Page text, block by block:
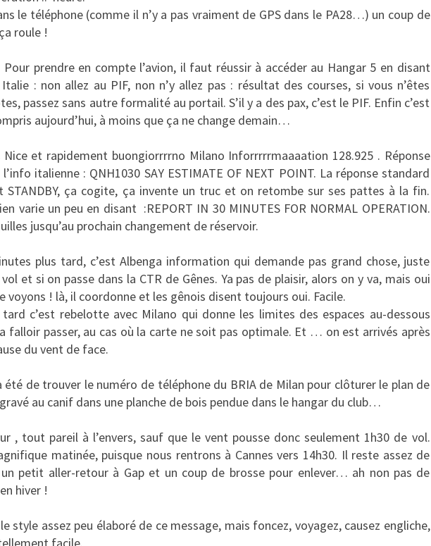
le téléphone (comme il n’y a pas vraiment de GPS dans le PA28…) un coup de
roule !
Pour prendre en compte l’avion, il faut réussir à accéder au Hangar 5 en disant
Italie : non allez au PIF, non n’y allez pas : résultat des courses, si vous n’êtes
passez sans autre formalité au portail. S’il y a des pax, c’est le PIF. Enfin c’est
aujourd’hui, à moins que ça ne change demain…
Nice et rapidement buongiorrrrno Milano Inforrrrrmaaaation 128.925 . Réponse
italienne : QNH1030 SAY ESTIMATE OF NEXT POINT. La réponse standard
STANDBY, ça cogite, ça invente un truc et on retombe sur ses pattes à la fin.
varie un peu en disant :REPORT IN 30 MINUTES FOR NORMAL OPERATION.
jusqu’au prochain changement de réservoir.
plus tard, c’est Albenga information qui demande pas grand chose, juste
et si on passe dans la CTR de Gênes. Ya pas de plaisir, alors on y va, mais oui
voyons ! là, il coordonne et les gênois disent toujours oui. Facile.
tard c’est rebelotte avec Milano qui donne les limites des espaces au-dessous
falloir passer, au cas où la carte ne soit pas optimale. Et … on est arrivés après
du vent de face.
été de trouver le numéro de téléphone du BRIA de Milan pour clôturer le plan de
au canif dans une planche de bois pendue dans le hangar du club…
, tout pareil à l’envers, sauf que le vent pousse donc seulement 1h30 de vol.
matinée, puisque nous rentrons à Cannes vers 14h30. Il reste assez de
petit aller-retour à Gap et un coup de brosse pour enlever… ah non pas de
hiver !
style assez peu élaboré de ce message, mais foncez, voyagez, causez engliche,